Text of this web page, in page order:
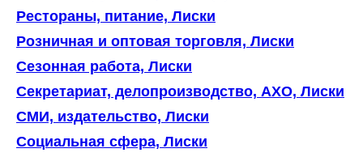
Рестораны, питание, Лиски
Розничная и оптовая торговля, Лиски
Сезонная работа, Лиски
Секретариат, делопроизводство, АХО, Лиски
СМИ, издательство, Лиски
Социальная сфера, Лиски